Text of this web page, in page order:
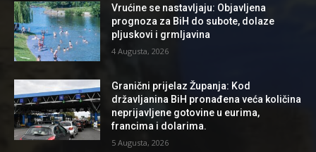
Vrućine se nastavljaju: Objavljena
prognoza za BiH do subote, dolaze
pljuskovi i grmljavina
4 Augusta, 2026
Granični prijelaz Županja: Kod
državljanina BiH pronađena veća količina
neprijavljene gotovine u eurima,
francima i dolarima.
5 Augusta, 2026